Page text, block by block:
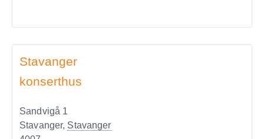
Stavanger
konserthus
Sandvigå 1
Stavanger, Stavanger